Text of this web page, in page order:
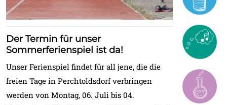
Der Termin für unser
Sommerferienspiel ist da!
Unser Ferienspiel findet für all jene, die die
freien Tage in Perchtoldsdorf verbringen
werden von Montag, 06. Juli bis 04.